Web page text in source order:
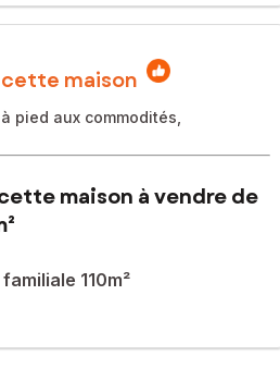
maison
pied aux commodités,
maison à vendre de
110m²
à proximité immédiate des